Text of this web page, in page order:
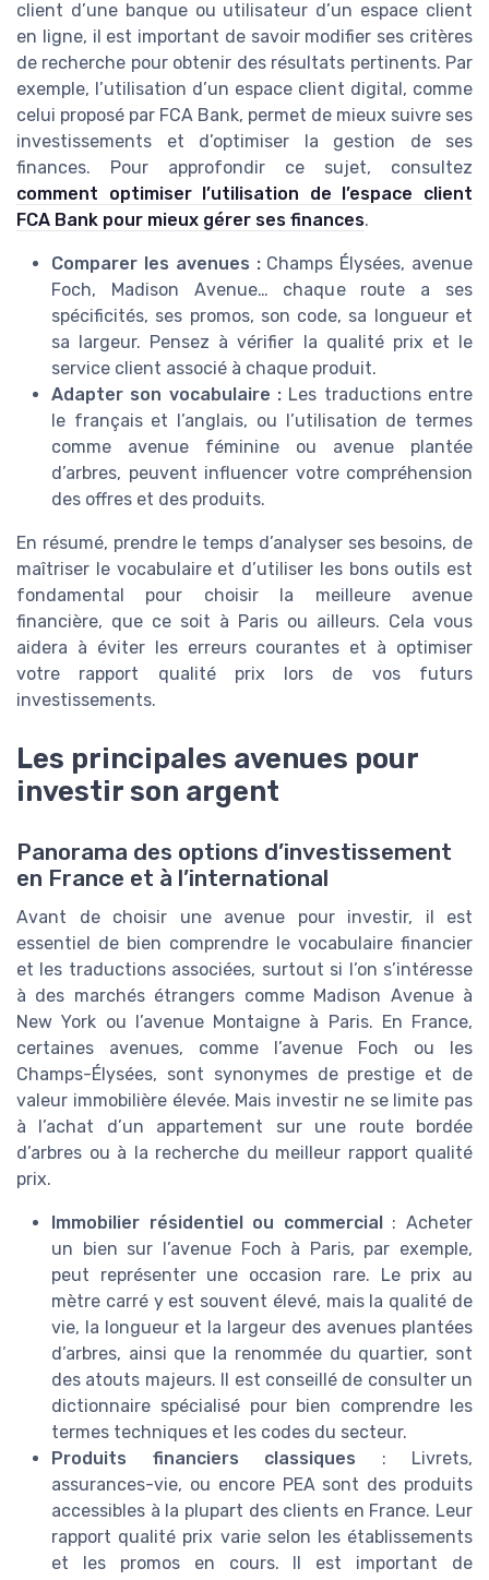
client d’une banque ou utilisateur d’un espace client
en ligne, il est important de savoir modifier ses critères
de recherche pour obtenir des résultats pertinents. Par
exemple, l’utilisation d’un espace client digital, comme
celui proposé par FCA Bank, permet de mieux suivre ses
investissements et d’optimiser la gestion de ses
finances. Pour approfondir ce sujet, consultez
comment optimiser l’utilisation de l’espace client
FCA Bank pour mieux gérer ses finances.
Comparer les avenues :Champs Élysées, avenue
Foch, Madison Avenue… chaque route a ses
spécificités, ses promos, son code, sa longueur et
sa largeur. Pensez à vérifier la qualité prix et le
service client associé à chaque produit.
Adapter son vocabulaire : Les traductions entre
le français et l’anglais, ou l’utilisation de termes
comme avenue féminine ou avenue plantée
d’arbres, peuvent influencer votre compréhension
des offres et des produits.
En résumé, prendre le temps d’analyser ses besoins, de
maîtriser le vocabulaire et d’utiliser les bons outils est
fondamental pour choisir la meilleure avenue
financière, que ce soit à Paris ou ailleurs. Cela vous
aidera à éviter les erreurs courantes et à optimiser
votre rapport qualité prix lors de vos futurs
investissements.
Les principales avenues pour
investir son argent
Panorama des options d’investissement
en France et à l’international
Avant de choisir une avenue pour investir, il est
essentiel de bien comprendre le vocabulaire financier
et les traductions associées, surtout si l’on s’intéresse
à des marchés étrangers comme Madison Avenue à
New York ou l’avenue Montaigne à Paris. En France,
certaines avenues, comme l’avenue Foch ou les
Champs-Élysées, sont synonymes de prestige et de
valeur immobilière élevée. Mais investir ne se limite pas
à l’achat d’un appartement sur une route bordée
d’arbres ou à la recherche du meilleur rapport qualité
prix.
Immobilier résidentiel ou commercial
: Acheter
un bien sur l’avenue Foch à Paris, par exemple,
peut représenter une occasion rare. Le prix au
mètre carré y est souvent élevé, mais la qualité de
vie, la longueur et la largeur des avenues plantées
d’arbres, ainsi que la renommée du quartier, sont
des atouts majeurs. Il est conseillé de consulter un
dictionnaire spécialisé pour bien comprendre les
termes techniques et les codes du secteur.
Produits financiers classiques : Livrets,
assurances-vie, ou encore PEA sont des produits
accessibles à la plupart des clients en France. Leur
rapport qualité prix varie selon les établissements
et les promos en cours. Il est important de